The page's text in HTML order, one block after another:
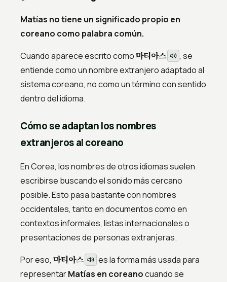
Matías no tiene un significado propio en
coreano como palabra común.
Cuando aparece escrito como마티아스
, se
entiende como un nombre extranjero adaptado al
sistema coreano, no como un término con sentido
dentro del idioma.
Cómo se adaptan los nombres
extranjeros al coreano
En Corea, los nombres de otros idiomas suelen
escribirse buscando el sonido más cercano
posible. Esto pasa bastante con nombres
occidentales, tanto en documentos como en
contextos informales, listas internacionales o
presentaciones de personas extranjeras.
Por eso, 마티아스
es la forma más usada para
representarMatías en coreanocuando se